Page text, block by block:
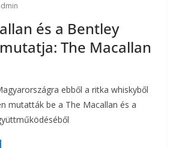
és a Bentley
The Macallan
ebből a ritka whiskyből
mutatták be a The Macallan és a